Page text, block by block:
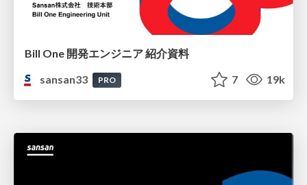
Bill One 開発エンジニア 紹介資料
sansan33
PRO 7 19k